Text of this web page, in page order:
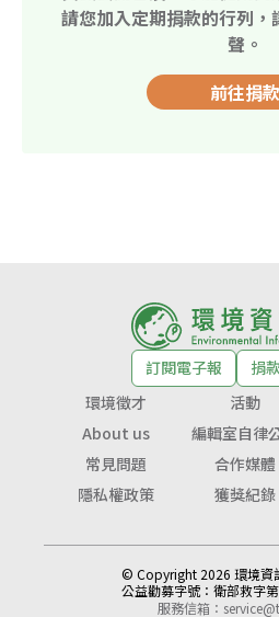
請您加入定期捐款的行列
聲。
前往捐款
訂閱電子報
捐
環境徵才
活動
About us
編輯室自律
常見問題
合作媒體
隱私權政策
獲獎紀錄
© Copyright 2026 環境資
公益勸募字號： 衛部救字
服務信箱：